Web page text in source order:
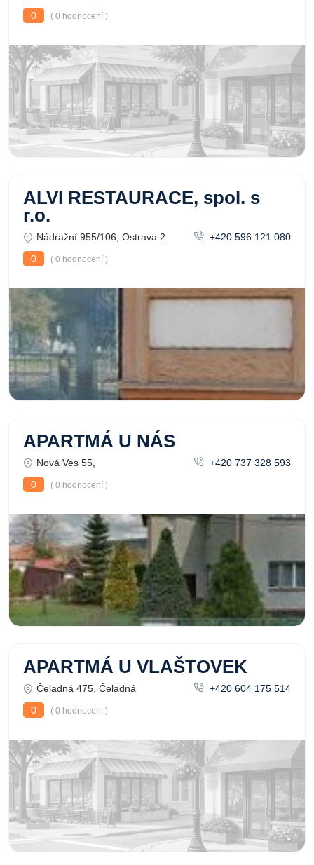
0
( 0 hodnocení )
ALVI RESTAURACE, spol. s
r.o.
Nádražní 955/106, Ostrava 2
+420 596 121 080
0
( 0 hodnocení )
APARTMÁ U NÁS
Nová Ves 55,
+420 737 328 593
0
( 0 hodnocení )
APARTMÁ U VLAŠTOVEK
Čeladná 475, Čeladná
+420 604 175 514
0
( 0 hodnocení )